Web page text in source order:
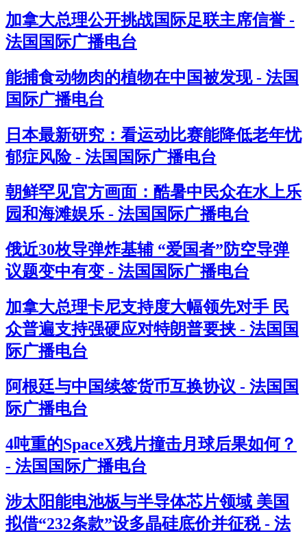
加拿大总理公开挑战国际足联主席信誉 -
法国国际广播电台
能捕食动物肉的植物在中国被发现 - 法国
国际广播电台
日本最新研究：看运动比赛能降低老年忧
郁症风险 - 法国国际广播电台
朝鲜罕见官方画面：酷暑中民众在水上乐
园和海滩娱乐 - 法国国际广播电台
俄近30枚导弹炸基辅 “爱国者”防空导弹
议题变中有变 - 法国国际广播电台
加拿大总理卡尼支持度大幅领先对手 民
众普遍支持强硬应对特朗普要挟 - 法国国
际广播电台
阿根廷与中国续签货币互换协议 - 法国国
际广播电台
4吨重的SpaceX残片撞击月球后果如何？
- 法国国际广播电台
涉太阳能电池板与半导体芯片领域 美国
拟借“232条款”设多晶硅底价并征税 - 法